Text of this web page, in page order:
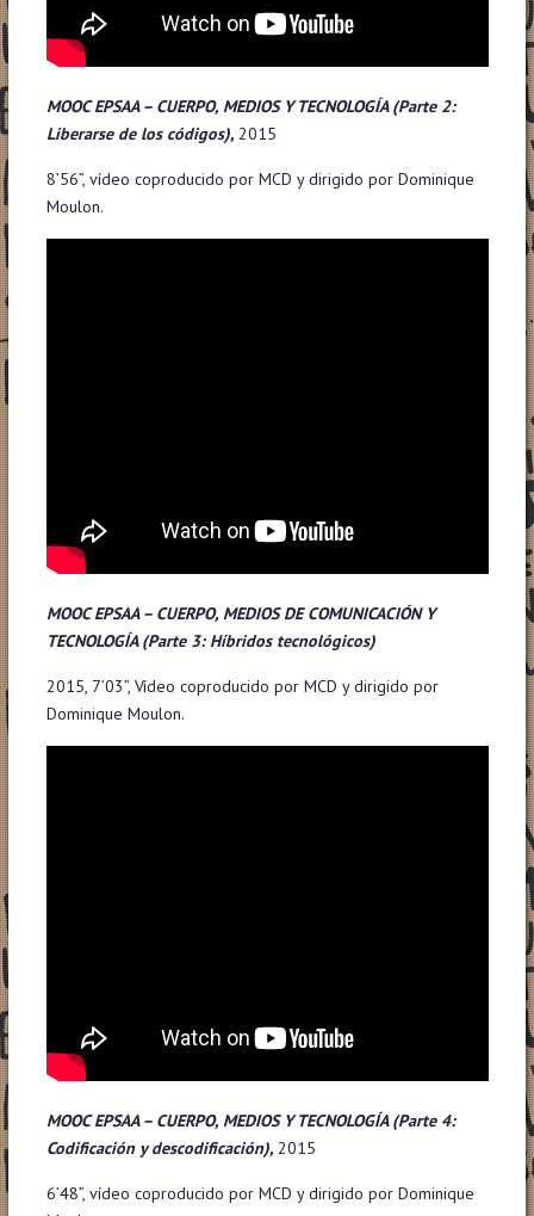
MOOC EPSAA – CUERPO, MEDIOS Y TECNOLOGÍA(Parte 2:
Liberarse de los códigos), 2015
8’56”, vídeo coproducido por MCD y dirigido por Dominique
Moulon.
MOOC EPSAA – CUERPO, MEDIOS DE COMUNICACIÓN Y
TECNOLOGÍA(Parte 3: Híbridos tecnológicos)
2015, 7’03”, Vídeo coproducido por MCD y dirigido por
Dominique Moulon.
MOOC EPSAA – CUERPO, MEDIOS Y TECNOLOGÍA(Parte 4:
Codificación y descodificación), 2015
6’48”, vídeo coproducido por MCD y dirigido por Dominique